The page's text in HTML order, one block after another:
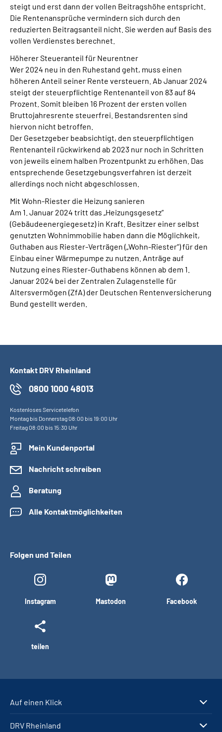
steigt und erst dann der vollen Beitragshöhe entspricht.
Die Rentenansprüche vermindern sich durch den
reduzierten Beitragsanteil nicht. Sie werden auf Basis des
vollen Verdienstes berechnet.
Höherer Steueranteil für Neurentner
Wer 2024 neu in den Ruhestand geht, muss einen
höheren Anteil seiner Rente versteuern. Ab Januar 2024
steigt der steuerpflichtige Rentenanteil von 83 auf 84
Prozent. Somit bleiben 16 Prozent der ersten vollen
Bruttojahresrente steuerfrei. Bestandsrenten sind
hiervon nicht betroffen.
Der Gesetzgeber beabsichtigt, den steuerpflichtigen
Rentenanteil rückwirkend ab 2023 nur noch in Schritten
von jeweils einem halben Prozentpunkt zu erhöhen. Das
entsprechende Gesetzgebungsverfahren ist derzeit
allerdings noch nicht abgeschlossen.
Mit Wohn-Riester die Heizung sanieren
Am 1. Januar 2024 tritt das „Heizungsgesetz“
(Gebäudeenergiegesetz) in Kraft. Besitzer einer selbst
genutzten Wohnimmobilie haben dann die Möglichkeit,
Guthaben aus Riester-Verträgen („Wohn-Riester“) für den
Einbau einer Wärmepumpe zu nutzen. Anträge auf
Nutzung eines Riester-Guthabens können ab dem 1.
Januar 2024 bei der Zentralen Zulagenstelle für
Altersvermögen (ZfA) der Deutschen Rentenversicherung
Bund gestellt werden.
Kontakt DRV Rheinland
0800 1000 48013
Kostenloses Servicetelefon
Montag bis Donnerstag 08:00 bis 19:00 Uhr
Freitag 08:00 bis 15:30 Uhr
Mein Kundenportal
Nachricht schreiben
Beratung
Alle Kontaktmöglichkeiten
Folgen und Teilen
Instagram Mastodon Facebook
teilen
Auf einen Klick
DRV Rheinland